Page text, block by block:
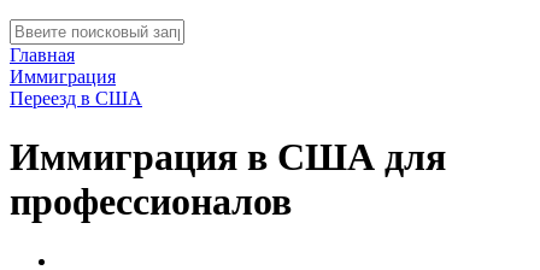
Главная
Иммиграция
Переезд в США
Иммиграция в США для
профессионалов